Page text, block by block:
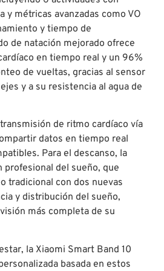
y métricas avanzadas como VO
y tiempo de
de natación mejorado ofrece
en tiempo real y un 96%
de vueltas, gracias al sensor
y a su resistencia al agua de
de ritmo cardíaco vía
datos en tiempo real
Para el descanso, la
profesional del sueño, que
tradicional con dos nuevas
y distribución del sueño,
más completa de su
la Xiaomi Smart Band 10
basada en estos